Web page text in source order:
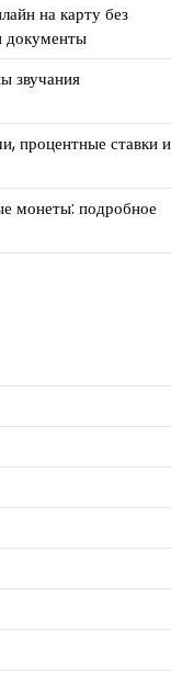
на карту без
документы
звучания
процентные ставки и
монеты: подробное